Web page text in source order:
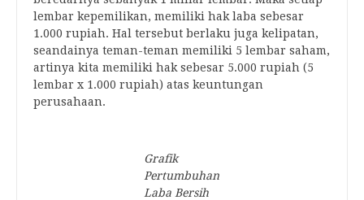
lembar kepemilikan, memiliki hak laba sebesar
1.000 rupiah. Hal tersebut berlaku juga kelipatan,
seandainya teman-teman memiliki 5 lembar saham,
artinya kita memiliki hak sebesar 5.000 rupiah (5
lembar x 1.000 rupiah) atas keuntungan
perusahaan.
Grafik
Pertumbuhan
Laba Bersih